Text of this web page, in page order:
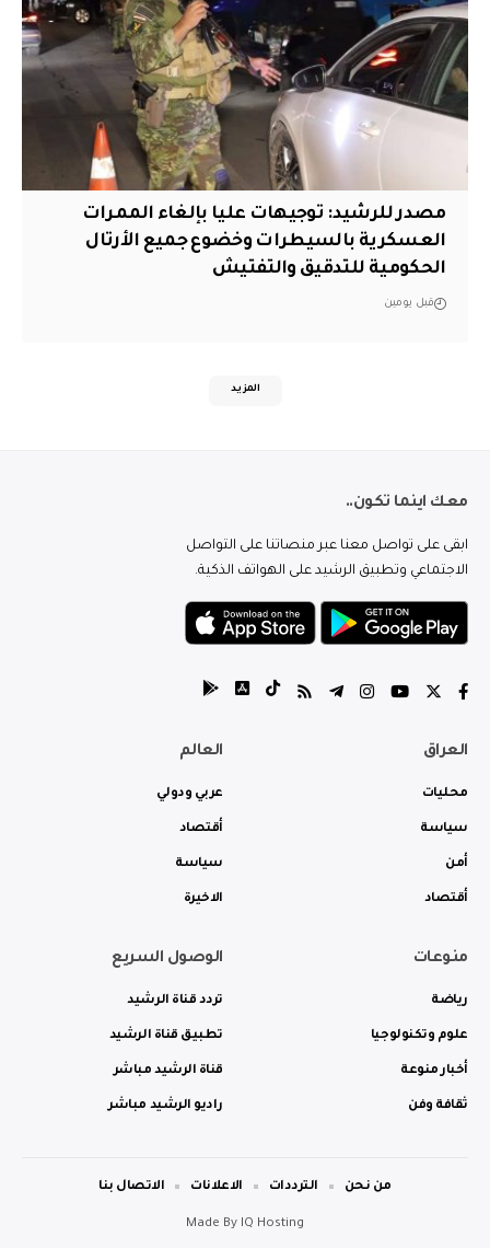
مصدر للرشيد: توجيهات عليا بإلغاء الممرات
العسكرية بالسيطرات وخضوع جميع الأرتال
الحكومية للتدقيق والتفتيش
قبل يومين
المزيد
معك اينما تكون..
ابقى على تواصل معنا عبر منصاتنا على التواصل
الاجتماعي وتطبيق الرشيد على الهواتف الذكية.
العراق
محليات
سياسة
أمن
أقتصاد
العالم
عربي ودولي
أقتصاد
سياسة
الاخيرة
منوعات
رياضة
علوم وتكنولوجيا
أخبار منوعة
ثقافة وفن
الوصول السريع
تردد قناة الرشيد
تطبيق قناة الرشيد
قناة الرشيد مباشر
راديو الرشيد مباشر
Made By IQ Hosting
من نحن الترددات الاعلانات الاتصال بنا